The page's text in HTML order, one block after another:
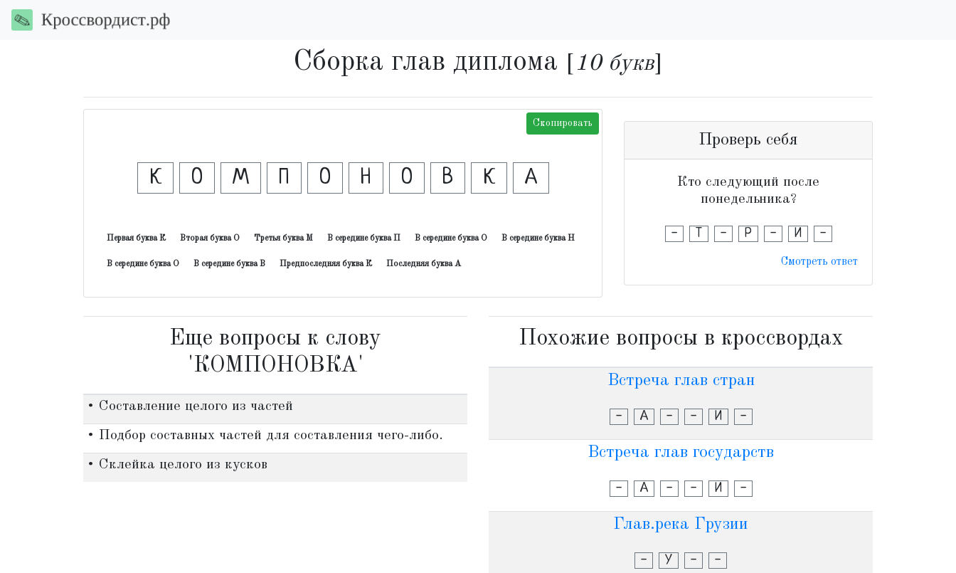
Сборка глав диплома 10 букв]
Скопировать
К О М П О Н О В К А
Первая буква К Вторая буква О Третья буква М В середине буква П В середине буква О В середине буква Н
В середине буква О В середине буква В Предпоследняя буква К Последняя буква А
Проверь себя
Кто следующий после
понедельника?
- Т - Р - И -
Смотреть ответ
Еще вопросы к слову
'КОМПОНОВКА'
• Составление целого из частей
• Подбор составных частей для составления чего-либо.
• Склейка целого из кусков
Похожие вопросы в кроссвордах
Встреча глав стран
- А - - И -
Встреча глав государств
- А - - И -
Глав.река Грузии
- У - -